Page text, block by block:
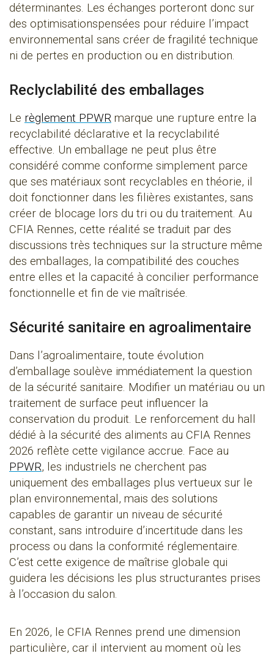
déterminantes. Les échanges porteront donc sur
des optimisationspensées pour réduire l’impact
environnemental sans créer de fragilité technique
ni de pertes en production ou en distribution.
Reclyclabilité des emballages
Le règlement PPWR marque une rupture entre la
recyclabilité déclarative et la recyclabilité
effective. Un emballage ne peut plus être
considéré comme conforme simplement parce
que ses matériaux sont recyclables en théorie, il
doit fonctionner dans les filières existantes, sans
créer de blocage lors du tri ou du traitement. Au
CFIA Rennes, cette réalité se traduit par des
discussions très techniques sur la structure même
des emballages, la compatibilité des couches
entre elles et la capacité à concilier performance
fonctionnelle et fin de vie maîtrisée.
Sécurité sanitaire en agroalimentaire
Dans l’agroalimentaire, toute évolution
d’emballage soulève immédiatement la question
de la sécurité sanitaire. Modifier un matériau ou un
traitement de surface peut influencer la
conservation du produit. Le renforcement du hall
dédié à la sécurité des aliments au CFIA Rennes
2026 reflète cette vigilance accrue. Face au
PPWR, les industriels ne cherchent pas
uniquement des emballages plus vertueux sur le
plan environnemental, mais des solutions
capables de garantir un niveau de sécurité
constant, sans introduire d’incertitude dans les
process ou dans la conformité réglementaire.
C’est cette exigence de maîtrise globale qui
guidera les décisions les plus structurantes prises
à l’occasion du salon.
En 2026, le CFIA Rennes prend une dimension
particulière, car il intervient au moment où les